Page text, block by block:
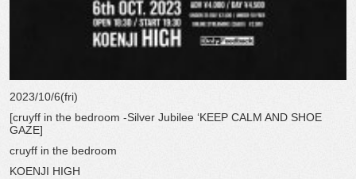
2023/10/6(fri)
[cruyff in the bedroom -Silver Jubilee ‘KEEP CALM AND SHOE
GAZE]
cruyff in the bedroom
KOENJI HIGH